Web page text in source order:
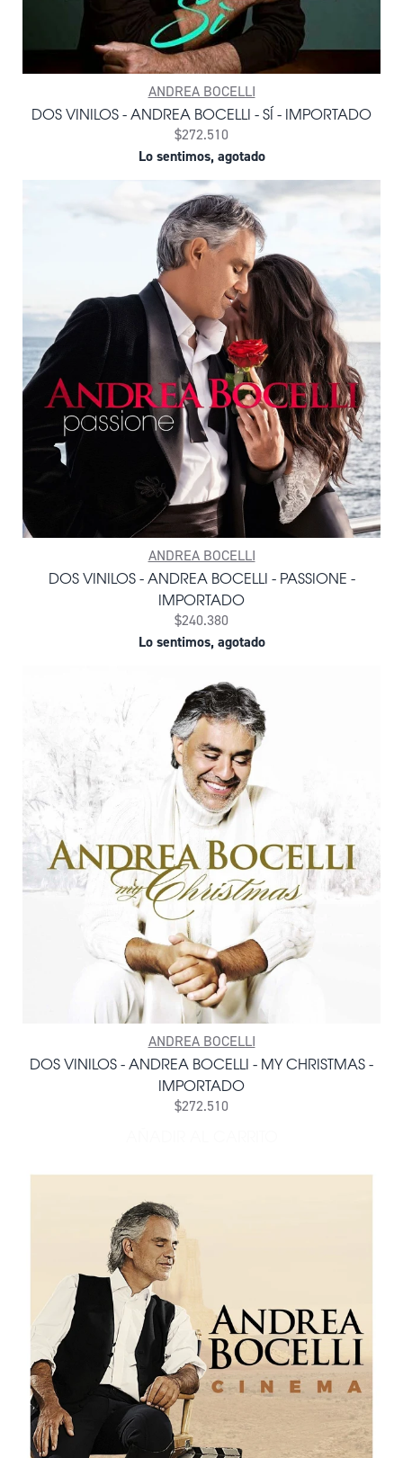
ANDREA BOCELLI
DOS VINILOS - ANDREA BOCELLI - SÍ - IMPORTADO
$272.510
Lo sentimos, agotado
ANDREA BOCELLI
DOS VINILOS - ANDREA BOCELLI - PASSIONE -
IMPORTADO
$240.380
Lo sentimos, agotado
ANDREA BOCELLI
DOS VINILOS - ANDREA BOCELLI - MY CHRISTMAS -
IMPORTADO
$272.510